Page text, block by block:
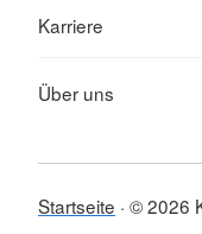
Karriere
Über uns
Startseite © 2026